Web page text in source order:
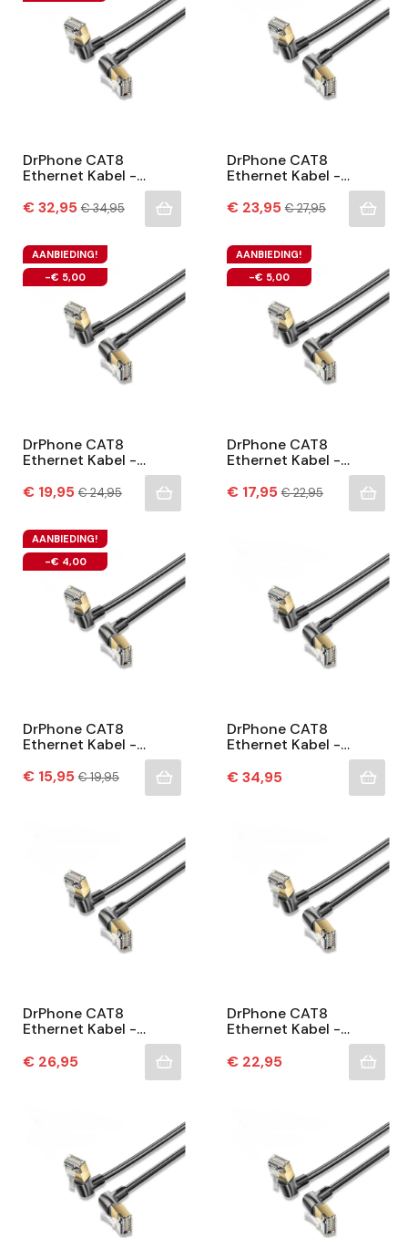
DrPhone CAT8
Ethernet Kabel -
40Gbps - 2000Mhz -
360° Roteerbaar- 90°
Prijs
€ 32,95Normale
€ 34,95
DrPhone CAT8
Ethernet Kabel -
40Gbps - 2000Mhz -
360° Roteerbaar- 90°
Prijs
€ 23,95Normale
prijs
€ 27,95
AANBIEDING!
-€ 5,00
DrPhone CAT8
Ethernet Kabel -
40Gbps - 2000Mhz -
360° Roteerbaar- 90°
Prijs
€ 19,95Normale
€ 24,95
AANBIEDING!
-€ 5,00
DrPhone CAT8
Ethernet Kabel -
40Gbps - 2000Mhz -
360° Roteerbaar- 90°
Prijs
€ 17,95Normale
prijs
€ 22,95
AANBIEDING!
-€ 4,00
DrPhone CAT8
Ethernet Kabel -
40Gbps - 2000Mhz -
360° Roteerbaar- 90°
Prijs
€ 15,95Normale
prijs
€ 19,95
DrPhone CAT8
Ethernet Kabel -
40Gbps - 2000Mhz -
360° Roteerbaar- 90°
Ontwerp – RJ45
Prijs
€ 34,95
DrPhone CAT8
Ethernet Kabel -
40Gbps - 2000Mhz -
360° Roteerbaar- 90°
Ontwerp – RJ45
Prijs
€ 26,95
DrPhone CAT8
Ethernet Kabel -
40Gbps - 2000Mhz -
360° Roteerbaar- 90°
Ontwerp – RJ45
Prijs
€ 22,95